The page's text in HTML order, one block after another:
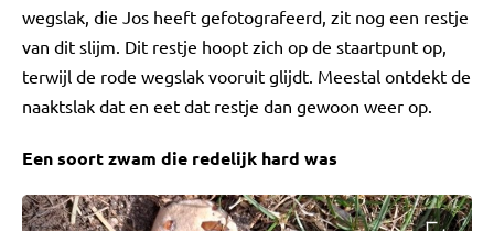
wegslak, die Jos heeft gefotografeerd, zit nog een restje
van dit slijm. Dit restje hoopt zich op de staartpunt op,
terwijl de rode wegslak vooruit glijdt. Meestal ontdekt de
naaktslak dat en eet dat restje dan gewoon weer op.
Een soort zwam die redelijk hard was